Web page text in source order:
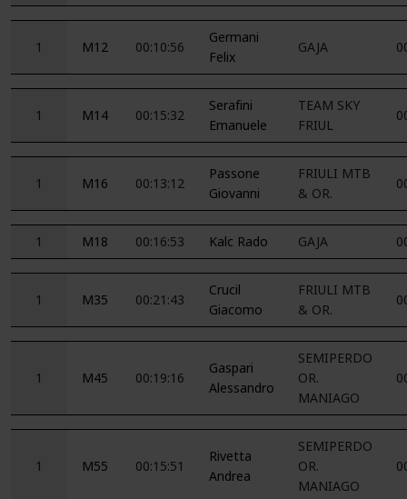
1 M12 00:10:56
Germani
Felix
GAJA
1 M14 00:15:32
Serafini
Emanuele
TEAM SKY
FRIUL
1 M16 00:13:12
Passone
Giovanni
FRIULI MTB
& OR.
1 M18 00:16:53 Kalc Rado GAJA
1 M35 00:21:43
Crucil
Giacomo
FRIULI MTB
& OR.
1 M45 00:19:16
Gaspari
Alessandro
SEMIPERDO
OR.
MANIAGO
1 M55 00:15:51
Rivetta
Andrea
SEMIPERDO
OR.
MANIAGO